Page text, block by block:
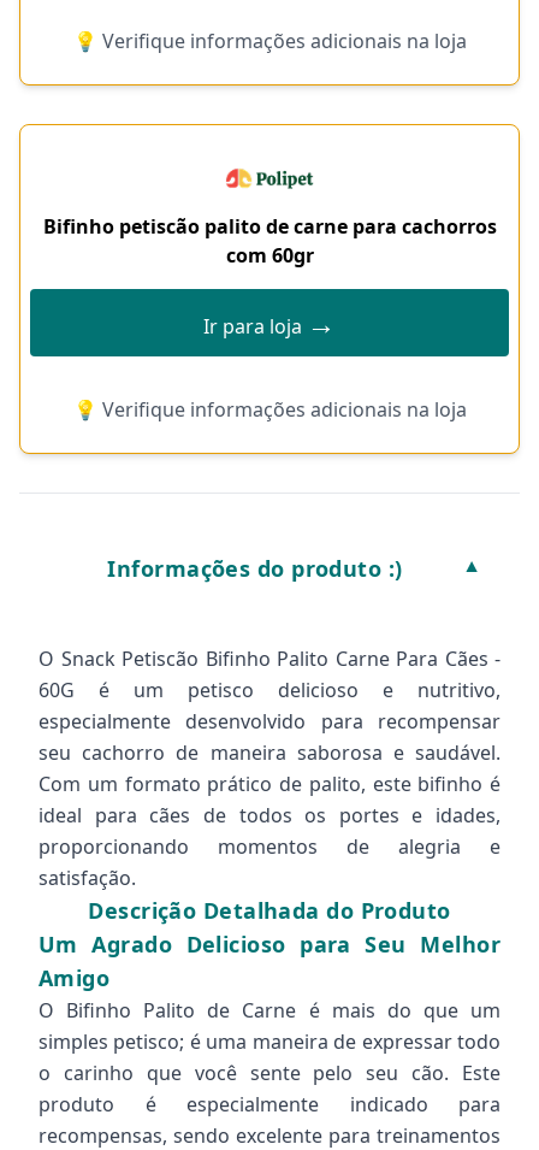
💡 Verifique informações adicionais na loja
Bifinho petiscão palito de carne para cachorros
com 60gr
Ir para loja →
💡 Verifique informações adicionais na loja
Informações do produto :) ▼
O Snack Petiscão Bifinho Palito Carne Para Cães -
60G é um petisco delicioso e nutritivo,
especialmente desenvolvido para recompensar
seu cachorro de maneira saborosa e saudável.
Com um formato prático de palito, este bifinho é
ideal para cães de todos os portes e idades,
proporcionando momentos de alegria e
satisfação.
Descrição Detalhada do Produto
Um Agrado Delicioso para Seu Melhor
Amigo
O Bifinho Palito de Carne é mais do que um
simples petisco; é uma maneira de expressar todo
o carinho que você sente pelo seu cão. Este
produto é especialmente indicado para
recompensas, sendo excelente para treinamentos